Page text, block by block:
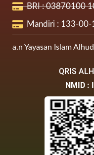
BRI : 03870100
Mandiri : 133-
a.n Yayasan Islam
QRIS
NMID :